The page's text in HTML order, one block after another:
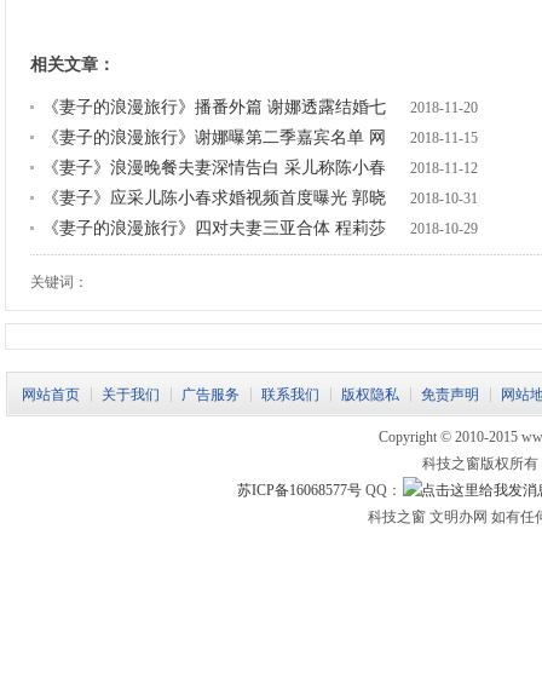
相关文章：
《妻子的浪漫旅行》播番外篇 谢娜透露结婚七 2018-11-20
《妻子的浪漫旅行》谢娜曝第二季嘉宾名单 网 2018-11-15
《妻子》浪漫晚餐夫妻深情告白 采儿称陈小春 2018-11-12
《妻子》应采儿陈小春求婚视频首度曝光 郭晓 2018-10-31
《妻子的浪漫旅行》四对夫妻三亚合体 程莉莎 2018-10-29
关键词：
网站首页 关于我们 广告服务 联系我们 版权隐私 免责声明 网站
Copyright © 2010-2015
科技之窗版权所
苏ICP备16068577号 QQ：
科技之窗 文明办网 如有任